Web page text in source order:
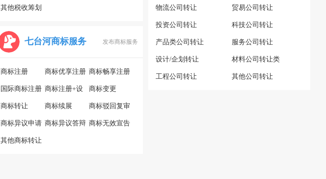
其他税收筹划
七台河商标服务 发布商标服务
商标注册 商标优享注册 商标畅享注册
国际商标注册 商标注册+设
计
商标变更
商标转让 商标续展 商标驳回复审
商标异议申请 商标异议答辩 商标无效宣告
其他商标转让
物流公司转让 贸易公司转让
投资公司转让 科技公司转让
产品类公司转让 服务公司转让
设计/企划转让 材料公司转让类
工程公司转让 其他公司转让